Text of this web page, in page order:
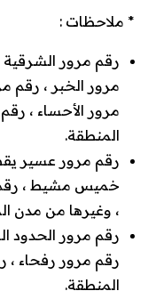
* ملاحظات :
رقم مرور
مرور الخبر ، رقم
مرور الأحساء ،
المنطقة.
رقم مرور عسير
خميس مشيط ،
، وغيرها من مدن
رقم مرور الحدود
رقم مرور رفحاء
المنطقة.